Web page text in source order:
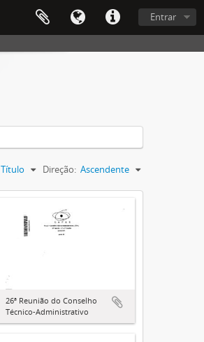
Entrar
Título Direção: Ascendente
26ª Reunião do Conselho
Técnico-Administrativo